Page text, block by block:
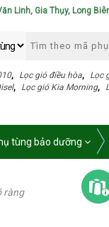
Linh, Gia Thụy, Long
, Lọc gió điều hòa, Lọc
, Lọc gió Kia Morning,
tùng bảo dưỡng
ràng